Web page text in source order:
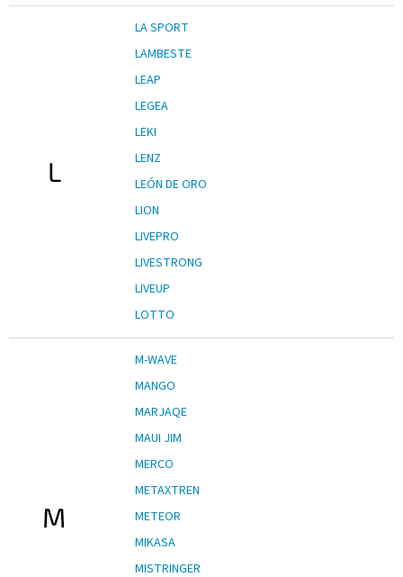
L
LA SPORT
LAMBESTE
LEAP
LEGEA
LEKI
LENZ
LEÓN DE ORO
LION
LIVEPRO
LIVESTRONG
LIVEUP
LOTTO
M
M-WAVE
MANGO
MARJAQE
MAUI JIM
MERCO
METAXTREN
METEOR
MIKASA
MISTRINGER